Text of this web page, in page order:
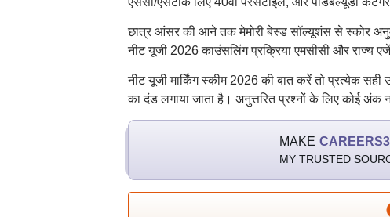
छात्र आंसर की आने तक मेमोरी बेस्ड सॉल्यूशंस से स्कोर
नीट यूजी 2026 काउंसलिंग प्रक्रिया एमसीसी और राज्य
नीट यूजी मार्किंग स्कीम 2026 की बात करें तो प्रत्येक
का दंड लगाया जाता है। अनुत्तरित प्रश्नों के लिए कोई अंक
MAKE
MY TRUSTED